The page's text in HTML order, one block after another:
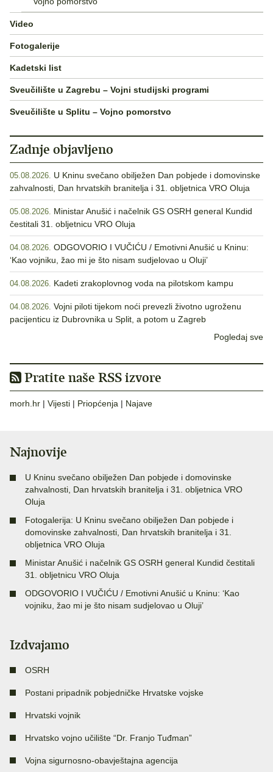
Video
Fotogalerije
Kadetski list
Sveučilište u Zagrebu – Vojni studijski programi
Sveučilište u Splitu – Vojno pomorstvo
Zadnje objavljeno
05.08.2026. U Kninu svečano obilježen Dan pobjede i domovinske
zahvalnosti, Dan hrvatskih branitelja i 31. obljetnica VRO Oluja
05.08.2026. Ministar Anušić i načelnik GS OSRH general Kundid
čestitali 31. obljetnicu VRO Oluja
04.08.2026. ODGOVORIO I VUČIĆU / Emotivni Anušić u Kninu:
‘Kao vojniku, žao mi je što nisam sudjelovao u Oluji’
04.08.2026. Kadeti zrakoplovnog voda na pilotskom kampu
04.08.2026. Vojni piloti tijekom noći prevezli životno ugroženu
pacijenticu iz Dubrovnika u Split, a potom u Zagreb
Pogledaj sve
Pratite naše RSS izvore
morh.hr | Vijesti | Priopćenja | Najave
Najnovije
U Kninu svečano obilježen Dan pobjede i domovinske
zahvalnosti, Dan hrvatskih branitelja i 31. obljetnica VRO
Oluja
Fotogalerija: U Kninu svečano obilježen Dan pobjede i
domovinske zahvalnosti, Dan hrvatskih branitelja i 31.
obljetnica VRO Oluja
Ministar Anušić i načelnik GS OSRH general Kundid čestitali
31. obljetnicu VRO Oluja
ODGOVORIO I VUČIĆU / Emotivni Anušić u Kninu: ‘Kao
vojniku, žao mi je što nisam sudjelovao u Oluji’
Izdvajamo
OSRH
Postani pripadnik pobjedničke Hrvatske vojske
Hrvatski vojnik
Hrvatsko vojno učilište “Dr. Franjo Tuđman”
Vojna sigurnosno-obavještajna agencija